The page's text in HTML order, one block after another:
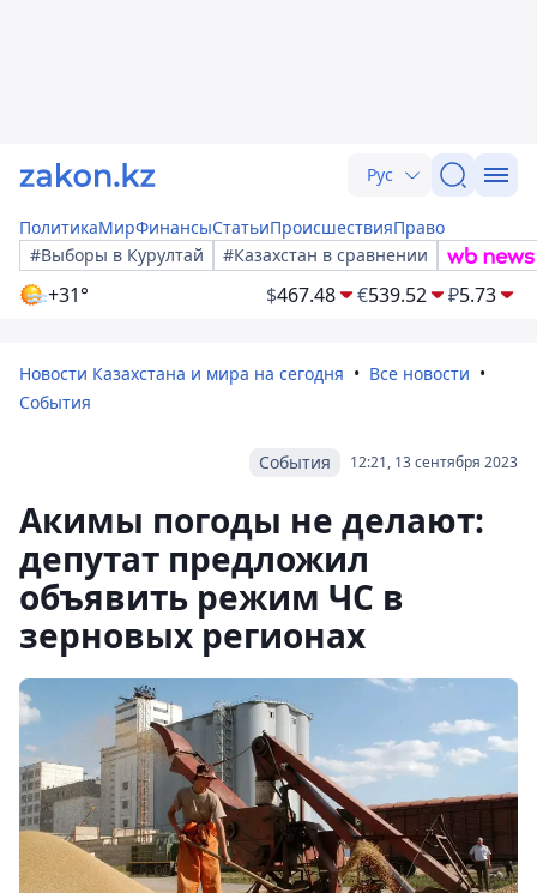
Рус
ПолитикаМирФинансыСтатьиПроисшествияПраво
#Выборы в Курултай
#Казахстан в сравнении
+31° $467.48 €539.52 ₽5.73
Новости Казахстана и мира на сегодня
Все новости
События
12:21, 13 сентября 2023
События
Акимы погоды не делают:
депутат предложил
объявить режим ЧС в
зерновых регионах